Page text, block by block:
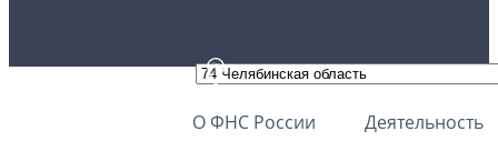
О ФНС России Деятельность